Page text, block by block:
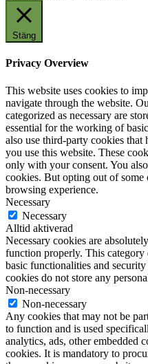
Stäng
Privacy Overview
This website uses cookies to
navigate through the website.
categorized as necessary are
essential for the working of
also use third-party cookies that
you use this website. These
only with your consent. You
cookies. But opting out of
browsing experience.
Necessary
Necessary
Alltid aktiverad
Necessary cookies are
function properly. This category
basic functionalities and
cookies do not store any
Non-necessary
Non-necessary
Any cookies that may not be
to function and is used
analytics, ads, other embedded
cookies. It is mandatory to